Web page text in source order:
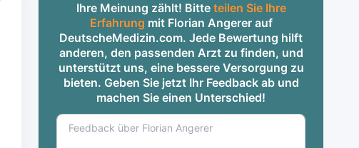
Ihre Meinung zählt! Bitte teilen Sie Ihre
Erfahrung mit Florian Angerer auf
DeutscheMedizin.com. Jede Bewertung hilft
anderen, den passenden Arzt zu finden, und
unterstützt uns, eine bessere Versorgung zu
bieten. Geben Sie jetzt Ihr Feedback ab und
machen Sie einen Unterschied!